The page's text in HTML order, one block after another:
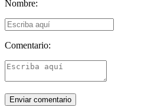
Nombre:
Comentario: